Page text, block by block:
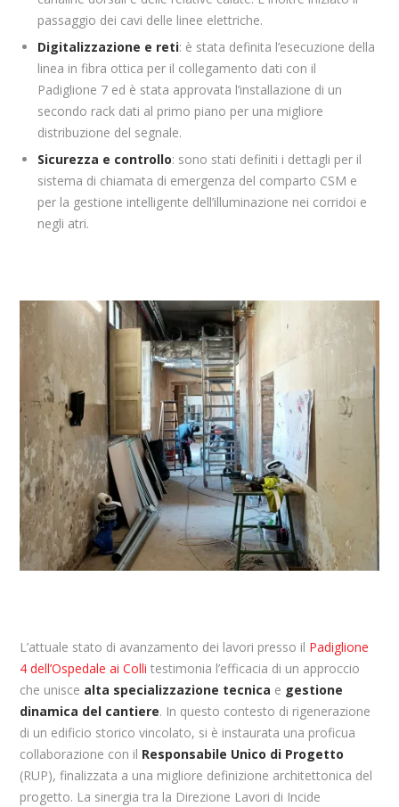
passaggio dei cavi delle linee elettriche.
Digitalizzazione e reti: è stata definita l’esecuzione della
linea in fibra ottica per il collegamento dati con il
Padiglione 7 ed è stata approvata l’installazione di un
secondo rack dati al primo piano per una migliore
distribuzione del segnale.
Sicurezza e controllo: sono stati definiti i dettagli per il
sistema di chiamata di emergenza del comparto CSM e
per la gestione intelligente dell’illuminazione nei corridoi e
negli atri.
L’attuale stato di avanzamento dei lavori presso il Padiglione
4 dell’Ospedale ai Colli testimonia l’efficacia di un approccio
che unisce alta specializzazione tecnica e gestione
dinamica del cantiere. In questo contesto di rigenerazione
di un edificio storico vincolato, si è instaurata una proficua
collaborazione con il Responsabile Unico di Progetto
(RUP), finalizzata a una migliore definizione architettonica del
progetto. La sinergia tra la Direzione Lavori di Incide